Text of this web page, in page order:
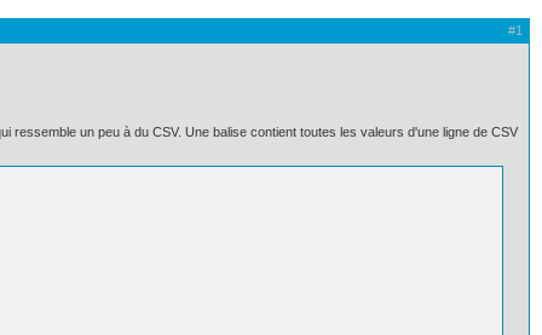
#1
un peu à du CSV. Une balise contient toutes les valeurs d'une ligne de CSV